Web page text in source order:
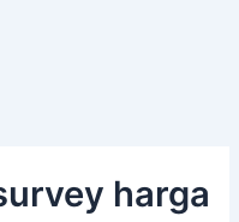
harga